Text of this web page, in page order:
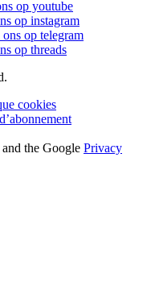
op youtube
op instagram
op telegram
op threads
cookies
the Google Privacy